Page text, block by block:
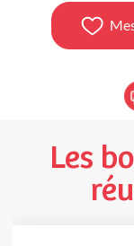
Les